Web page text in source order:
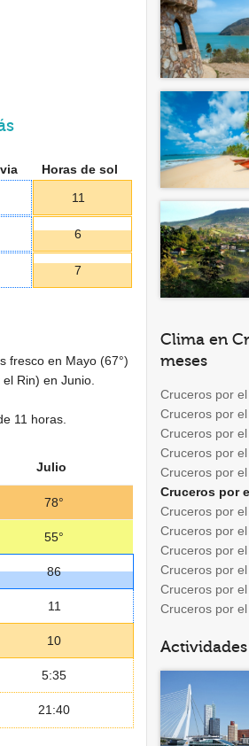
Horas de sol
11
6
7
fresco en Mayo (67°)
Rin) en Junio.
11 horas.
Julio
78°
55°
86
11
10
5:35
21:40
Clima en
meses
Cruceros por
Cruceros por
Cruceros por
Cruceros por
Cruceros por
Cruceros por
Cruceros por
Cruceros por
Cruceros por
Cruceros por
Cruceros por
Cruceros por